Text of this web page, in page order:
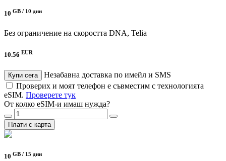
10 GB / 10 дни
Без ограничение на скоростта DNA, Telia
10.56 EUR
Купи сега
Незабавна доставка по имейл и SMS
Проверих и моят телефон е съвместим с технологията
eSIM. Проверете тук
От колко eSIM-и имаш нужда?
Плати с карта
10 GB / 15 дни